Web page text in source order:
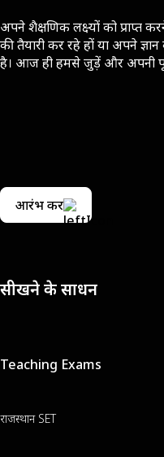
अपने शैक्षणिक लक्ष्यों को प्राप्त
की तैयारी कर रहे हों या अपने
है। आज ही हमसे जुड़ें और अपनी
आरंभ करें
सीखने के साधन
Teaching Exams
राजस्थान SET